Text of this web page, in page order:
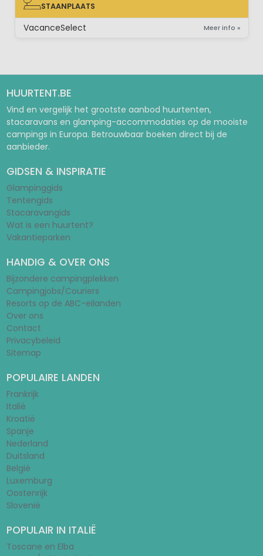
STAANPLAATS
STAANPLAATS
VacanceSelect Meer info »
HUURTENT.BE
Vind en vergelijk het grootste aanbod huurtenten,
stacaravans en glamping-accommodaties op de mooiste
campings in Europa. Betrouwbaar boeken direct bij de
aanbieder.
GIDSEN & INSPIRATIE
Glampinggids
Tentengids
Stacaravangids
Wat is een huurtent?
Vakantieparken
HANDIG & OVER ONS
Bijzondere campingplekken
Campingjobs/Couriers
Resorts op de ABC-eilanden
Over ons
Contact
Privacybeleid
Sitemap
POPULAIRE LANDEN
Frankrijk
Italië
Kroatië
Spanje
Nederland
Duitsland
België
Luxemburg
Oostenrijk
Slovenië
POPULAIR IN ITALIË
Toscane en Elba